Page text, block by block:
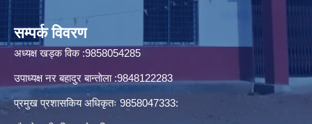
सम्पर्क विवरण
अध्यक्ष खड्क विक :9858054285
उपाध्यक्ष नर बहादुर बान्ताेला :9848122283
प्रमुख प्रशासकिय अधिकृतः 9858047333: